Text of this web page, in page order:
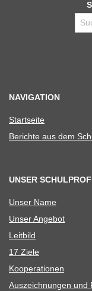
NAVIGATION
Start­seite
Berichte aus dem
UNSER
Unser Name
Unser Ange­bot
Leit­bild
17 Ziele
Koope­ra­tio­nen
Aus­zeich­nun­gen und